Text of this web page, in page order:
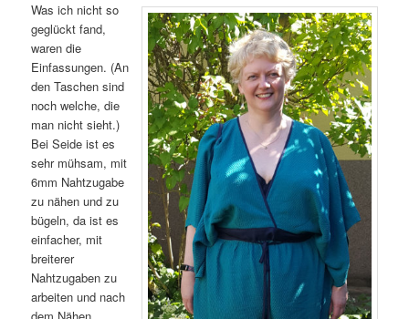
Was ich nicht so
geglückt fand,
waren die
Einfassungen. (An
den Taschen sind
noch welche, die
man nicht sieht.)
Bei Seide ist es
sehr mühsam, mit
6mm Nahtzugabe
zu nähen und zu
bügeln, da ist es
einfacher, mit
breiterer
Nahtzugaben zu
arbeiten und nach